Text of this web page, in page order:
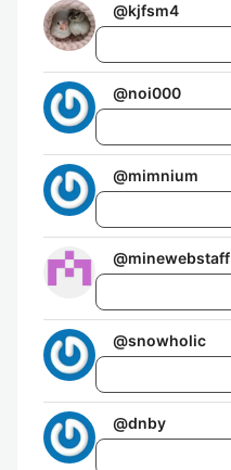
@kjfsm4
@noi000
@mimnium
@minewebstaff
@snowholic
@dnby